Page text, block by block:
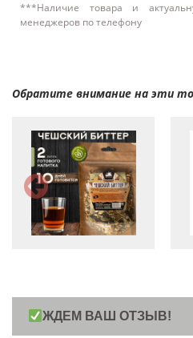
***Наличие товара и
менеджеров по телефону
Обратите внимание на эти
ЖДЕМ ВАШ ОТЗЫВ!